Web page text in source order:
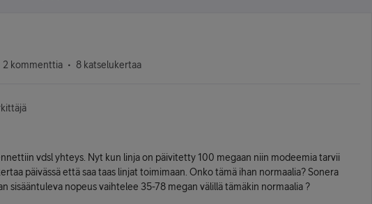
2 kommenttia 8 katselukertaa
vdsl yhteys. Nyt kun linja on päivitetty 100 megaan niin modeemia tarvii
päivässä että saa taas linjat toimimaan. Onko tämä ihan normaalia? Sonera
sisääntuleva nopeus vaihtelee 35-78 megan välillä tämäkin normaalia ?